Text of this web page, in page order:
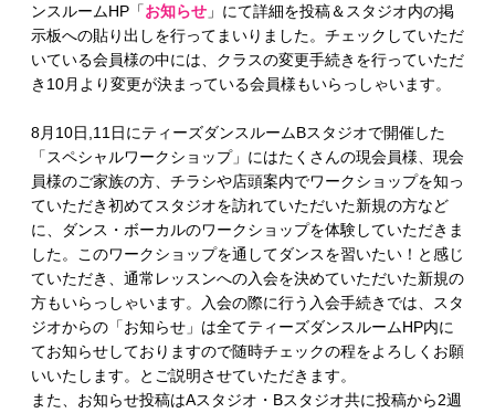
ンスルームHP「お知らせ 」にて詳細を投稿＆スタジオ内の掲
示板への貼り出しを行ってまいりました。チェックしていただ
いている会員様の中には、クラスの変更手続きを行っていただ
き10月より変更が決まっている会員様もいらっしゃいます。
8月10日,11日にティーズダンスルームBスタジオで開催した
「スペシャルワークショップ」にはたくさんの現会員様、現会
員様のご家族の方、チラシや店頭案内でワークショップを知っ
ていただき初めてスタジオを訪れていただいた新規の方など
に、ダンス・ボーカルのワークショップを体験していただきま
した。このワークショップを通してダンスを習いたい！と感じ
ていただき、通常レッスンへの入会を決めていただいた新規の
方もいらっしゃいます。入会の際に行う入会手続きでは、スタ
ジオからの「お知らせ」は全てティーズダンスルームHP内に
てお知らせしておりますので随時チェックの程をよろしくお願
いいたします。とご説明させていただきます。
また、お知らせ投稿はAスタジオ・Bスタジオ共に投稿から2週